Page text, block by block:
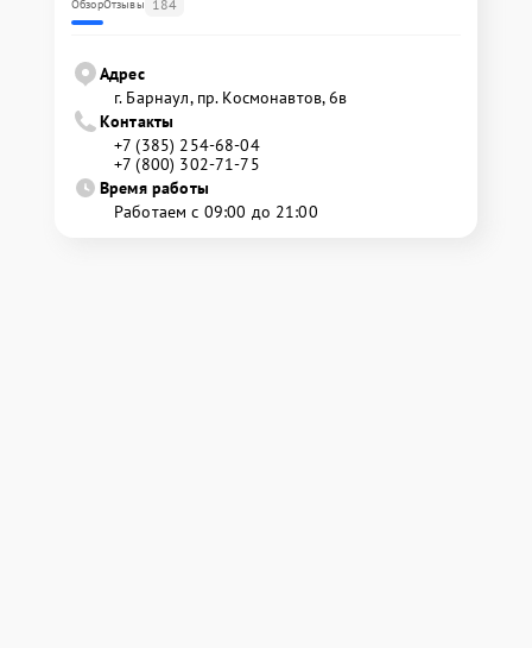
ОбзорОтзывы 184
Адрес
г. Барнаул, ​пр. Космонавтов, 6в
Контакты
+7 (385) 254-68-04
+7 (800) 302-71-75
Время работы
Работаем с 09:00 до 21:00